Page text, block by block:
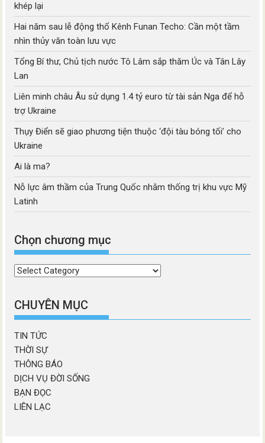
khép lại
Hai năm sau lễ động thổ Kênh Funan Techo: Cần một tầm
nhìn thủy văn toàn lưu vực
Tổng Bí thư, Chủ tịch nước Tô Lâm sắp thăm Úc và Tân Lây
Lan
Liên minh châu Âu sử dụng 1.4 tỷ euro từ tài sản Nga để hỗ
trợ Ukraine
Thụy Điển sẽ giao phương tiện thuộc ‘đội tàu bóng tối’ cho
Ukraine
Ai là ma?
Nỗ lực âm thầm của Trung Quốc nhằm thống trị khu vực Mỹ
Latinh
Chọn chương mục
Chọn
mục
CHUYÊN MỤC
TIN TỨC
THỜI SỰ
THÔNG BÁO
DỊCH VỤ ĐỜI SỐNG
BẠN ĐỌC
LIÊN LẠC